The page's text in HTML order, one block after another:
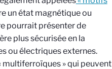
un état magnétique ou
pourrait présenter de
plus sécurisée en la
ou électriques externes.
multiferroïques » qui peuvent